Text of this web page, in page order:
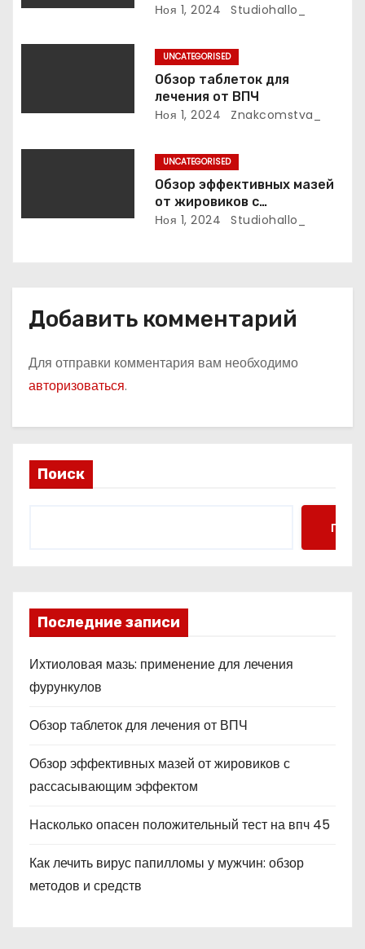
фурункулов
Ноя 1, 2024 Studiohallo_
UNCATEGORISED
Обзор таблеток для
лечения от ВПЧ
Ноя 1, 2024 Znakcomstva_
UNCATEGORISED
Обзор эффективных мазей
от жировиков с
рассасывающим эффектом
Ноя 1, 2024 Studiohallo_
Добавить комментарий
Для отправки комментария вам необходимо
авторизоваться.
Поиск
Поиск
Последние записи
Ихтиоловая мазь: применение для лечения
фурункулов
Обзор таблеток для лечения от ВПЧ
Обзор эффективных мазей от жировиков с
рассасывающим эффектом
Насколько опасен положительный тест на впч 45
Как лечить вирус папилломы у мужчин: обзор
методов и средств